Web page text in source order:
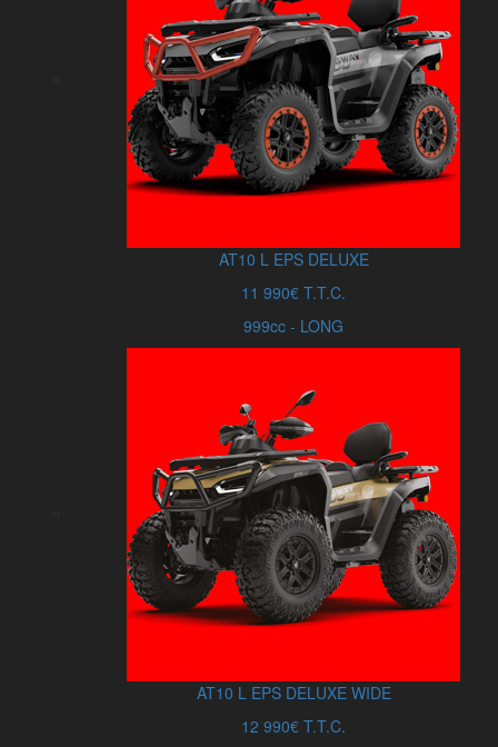
AT10 L EPS DELUXE
11 990€ T.T.C.
999cc - LONG
AT10 L EPS DELUXE WIDE
12 990€ T.T.C.